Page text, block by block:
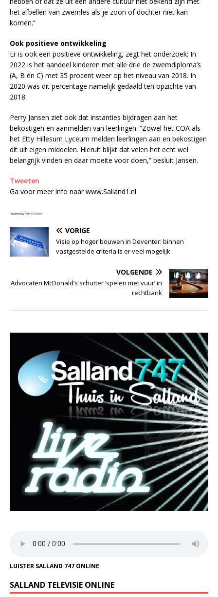
het afbellen van zwemles als je zoon of dochter niet kan
komen.”
Ook positieve ontwikkeling
Er is ook een positieve ontwikkeling, zegt het onderzoek: In
2022 is het aandeel kinderen met alle drie de zwemdiploma’s
(A, B én C) met 35 procent weer op het niveau van 2018. In
2020 was dit percentage namelijk gedaald ten opzichte van
2018.
Perry Jansen ziet ook dat instanties bijdragen aan het
bekostigen en aanmelden van leerlingen. “Zowel het COA als
het Etty Hillesum Lyceum melden leerlingen aan en bekostigen
dit uit eigen middelen. Hieruit blijkt dat velen het echt wel
belangrijk vinden en daar moeite voor doen,” besluit Jansen.
Tweeten
Ga voor meer info naar www.Salland1.nl
Powered by WPeMatico
VORIGE
Visie op hoger bouwen in Deventer: binnen
vastgestelde criteria is er veel mogelijk
VOLGENDE
Advocaten McDonald’s schutter ‘spelen met vuur’ in
rechtbank
LUISTER SALLAND 747 ONLINE
SALLAND TELEVISIE ONLINE